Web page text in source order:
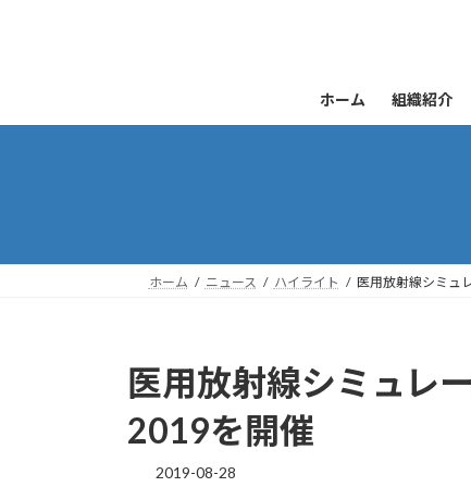
ホーム 組織紹介
ホーム ニュース ハイライト 医用放射線シミュ
医用放射線シミュレ
2019を開催
2019-08-28